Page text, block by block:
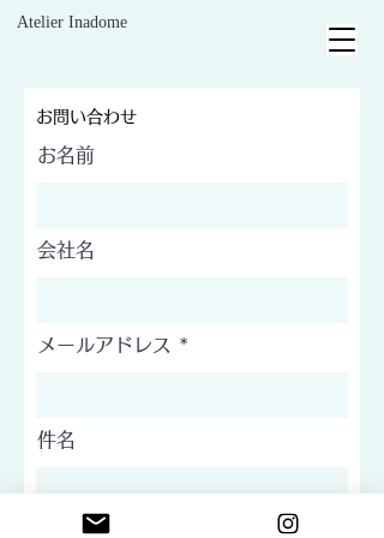
Atelier Inadome
お問い合わせ
お名前
会社名
メールアドレス
件名